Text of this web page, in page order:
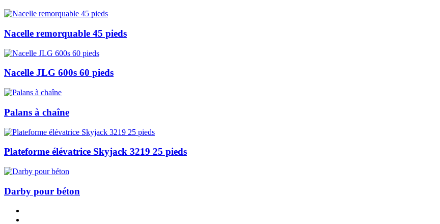
Nacelle remorquable 45 pieds
Nacelle JLG 600s 60 pieds
Palans à chaîne
Plateforme élévatrice Skyjack 3219 25 pieds
Darby pour béton